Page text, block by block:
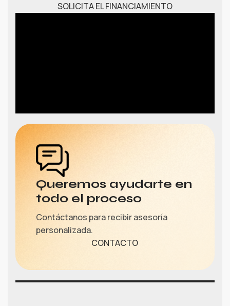
SOLICITA EL FINANCIAMIENTO
Queremos ayudarte en
todo el proceso
Contáctanos para recibir asesoría
personalizada.
CONTACTO